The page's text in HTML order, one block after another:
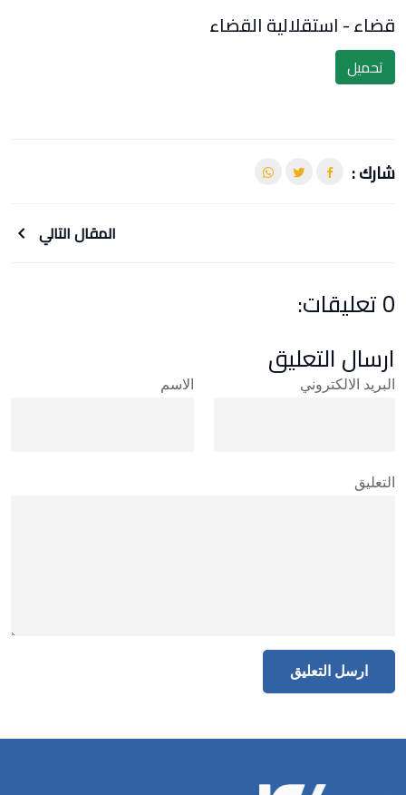
قضاء - استقلالية القضاء
تحميل
شارك :
المقال التالي
0 تعليقات:
ارسال التعليق
الاسم البريد الالكتروني
التعليق